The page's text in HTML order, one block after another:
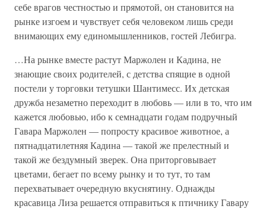
себе врагов честностью и прямотой, он становится на
рынке изгоем и чувствует себя человеком лишь среди
внимающих ему единомышленников, гостей Лебигра.
…На рынке вместе растут Маржолен и Кадина, не
знающие своих родителей, с детства спящие в одной
постели у торговки тетушки Шантимесс. Их детская
дружба незаметно переходит в любовь — или в то, что им
кажется любовью, ибо к семнадцати годам подручный
Гавара Маржолен — попросту красивое животное, а
пятнадцатилетняя Кадина — такой же прелестный и
такой же бездумный зверек. Она приторговывает
цветами, бегает по всему рынку и то тут, то там
перехватывает очередную вкуснятину. Однажды
красавица Лиза решается отправиться к птичнику Гавару